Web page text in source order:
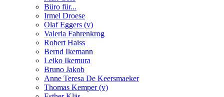
Büro für...
Irmel Droese
Olaf Eggers (v)
Valeria Fahrenkrog
Robert Haiss
Bernd Ikemann
Leiko Ikemura
Bruno Jakob
Anne Teresa De Keersmaeker
Thomas Kemper (v)